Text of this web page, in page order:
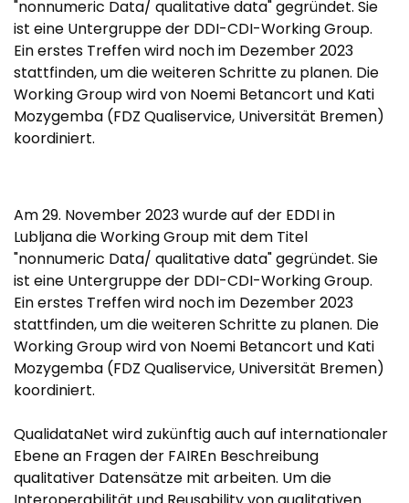
"nonnumeric Data/ qualitative data" gegründet. Sie
ist eine Untergruppe der DDI-CDI-Working Group.
Ein erstes Treffen wird noch im Dezember 2023
stattfinden, um die weiteren Schritte zu planen. Die
Working Group wird von Noemi Betancort und Kati
Mozygemba (FDZ Qualiservice, Universität Bremen)
koordiniert.
Am 29. November 2023 wurde auf der EDDI in
Lubljana die Working Group mit dem Titel
"nonnumeric Data/ qualitative data" gegründet. Sie
ist eine Untergruppe der DDI-CDI-Working Group.
Ein erstes Treffen wird noch im Dezember 2023
stattfinden, um die weiteren Schritte zu planen. Die
Working Group wird von Noemi Betancort und Kati
Mozygemba (FDZ Qualiservice, Universität Bremen)
koordiniert.
QualidataNet wird zukünftig auch auf internationaler
Ebene an Fragen der FAIREn Beschreibung
qualitativer Datensätze mit arbeiten. Um die